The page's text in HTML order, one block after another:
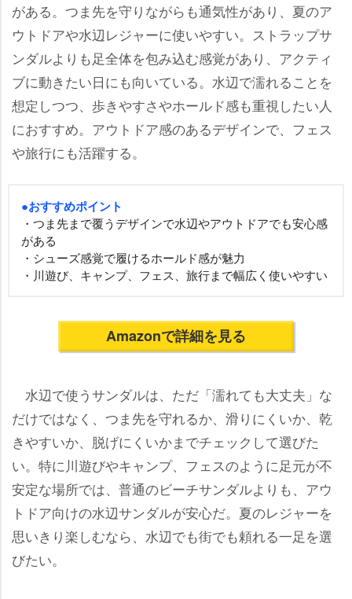
がある。つま先を守りながらも通気性があり、夏のア
ウトドアや水辺レジャーに使いやすい。ストラップサ
ンダルよりも足全体を包み込む感覚があり、アクティ
ブに動きたい日にも向いている。水辺で濡れることを
想定しつつ、歩きやすさやホールド感も重視したい人
におすすめ。アウトドア感のあるデザインで、フェス
旅行にも活躍する。
●おすすめポイント
・つま先まで覆うデザインで水辺やアウトドアでも安心感
がある
・シューズ感覚で履けるホールド感が魅力
・川遊び、キャンプ、フェス、旅行まで幅広く使いやすい
Amazonで詳細を見る
水辺で使うサンダルは、ただ「濡れても大丈夫」な
だけではなく、つま先を守れるか、滑りにくいか、乾
きやすいか、脱げにくいかまでチェックして選びた
い。特に川遊びやキャンプ、フェスのように足元が不
安定な場所では、普通のビーチサンダルよりも、アウ
トドア向けの水辺サンダルが安心だ。夏のレジャーを
思いきり楽しむなら、水辺でも街でも頼れる一足を選
びたい。